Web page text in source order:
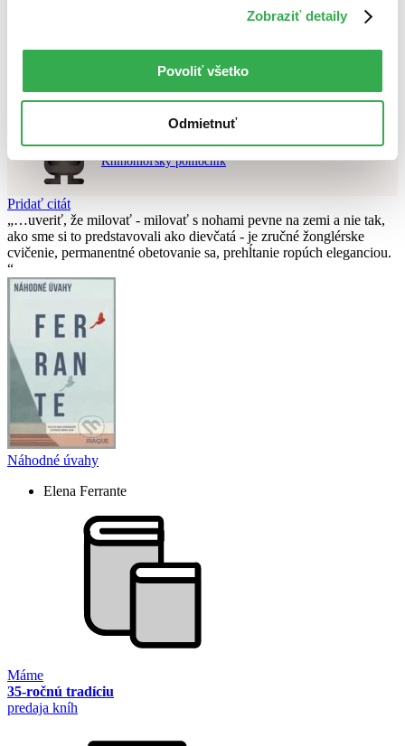
Zobraziť detaily
Povoliť všetko
Odmietnuť
Skúste prosím zmeniť vyhľadávaný výraz.
Chcete poradiť knihu?
Náš pomocník Sherlock vám ju s radosťou vypátra!
Knihomoľský pomocník
Pridať citát
…uveriť, že milovať - milovať s nohami pevne na zemi a nie tak,
ako sme si to predstavovali ako dievčatá - je zručné žonglérske
cvičenie, permanentné obetovanie sa, prehĺtanie ropúch eleganciou.
Náhodné úvahy
Elena Ferrante
Máme
35-ročnú tradíciu
predaja kníh